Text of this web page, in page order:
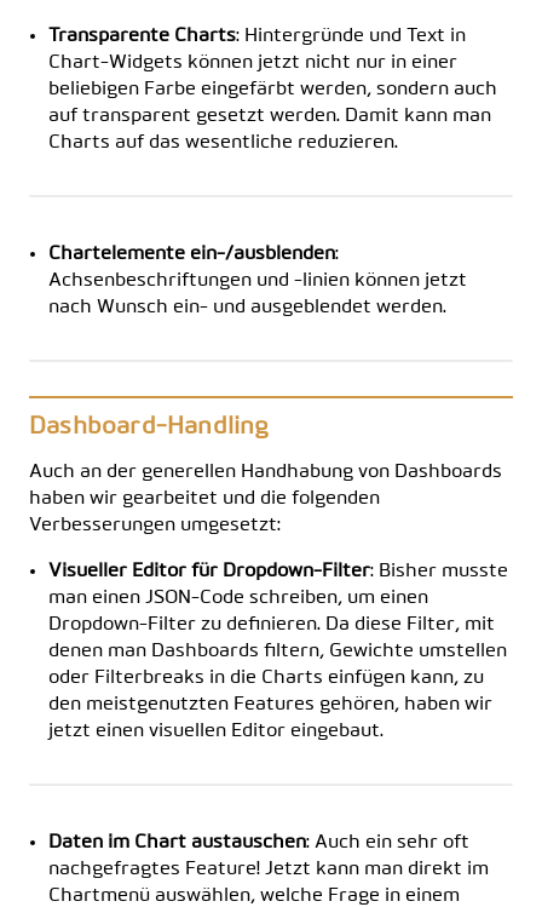
Transparente Charts: Hintergründe und Text in
Chart-Widgets können jetzt nicht nur in einer
beliebigen Farbe eingefärbt werden, sondern auch
auf transparent gesetzt werden. Damit kann man
Charts auf das wesentliche reduzieren.
Chartelemente ein-/ausblenden:
Achsenbeschriftungen und -linien können jetzt
nach Wunsch ein- und ausgeblendet werden.
Dashboard-Handling
Auch an der generellen Handhabung von Dashboards
haben wir gearbeitet und die folgenden
Verbesserungen umgesetzt:
Visueller Editor für Dropdown-Filter: Bisher musste
man einen JSON-Code schreiben, um einen
Dropdown-Filter zu definieren. Da diese Filter, mit
denen man Dashboards filtern, Gewichte umstellen
oder Filterbreaks in die Charts einfügen kann, zu
den meistgenutzten Features gehören, haben wir
jetzt einen visuellen Editor eingebaut.
Daten im Chart austauschen: Auch ein sehr oft
nachgefragtes Feature! Jetzt kann man direkt im
Chartmenü auswählen, welche Frage in einem